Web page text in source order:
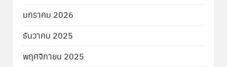
มกราคม 2026
ธันวาคม 2025
พฤศจิกายน 2025